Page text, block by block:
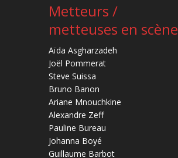
Metteurs /
metteuses en scène
Aïda Asgharzadeh
Joël Pommerat
Steve Suissa
Bruno Banon
Ariane Mnouchkine
Alexandre Zeff
Pauline Bureau
Johanna Boyé
Guillaume Barbot